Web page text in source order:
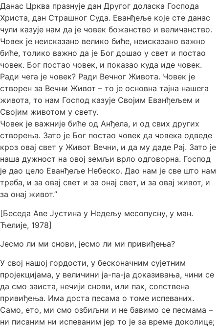
Данас Црква празнује дан Другог доласка Господа
Христа, дан Страшног Суда. Еванђеље које сте данас
чули казује нам да је човек божанство и величанство.
Човек је неисказано велико биће, неисказано важно
биће, толико важно да је Бог дошао у свет и постао
човек. Бог постао човек, и показао куда иде човек.
Ради чега је човек? Ради Вечног Живота. Човек је
створен за Вечни Живот – то је основна тајна нашега
живота, то нам Господ казује Својим Еванђељем и
Својим животом у свету.
Човек је важније биће од Анђела, и од свих других
створења. Зато је Бог постао човек да човека одведе
кроз овај свет у Живот Вечни, и да му даде Рај. Зато је
наша дужност на овој земљи врло одговорна. Господ
је дао цело Еванђеље Небеско. Дао нам је све што нам
треба, и за овај свет и за онај свет, и за овај живот, и
за онај живот.”
[Беседа Аве Јустина у Недељу месопусну, у ман.
Ћелије, 1978]
Јесмо ли ми снови, јесмо ли ми привиђења?
У свој нашој гордости, у бесконачним сујетним
пројекцијама, у величини ја-па-ја доказивања, чини се
да смо заиста, нечији снови, или пак, сопствена
привиђења. Има доста песама о томе испеваних.
Само, ето, ми смо озбиљни и не бавимо се песмама –
ни писаним ни испеваним јер то је за време доколице;